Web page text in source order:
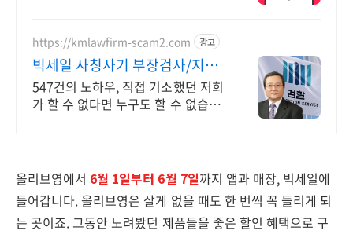
https://kmlawfirm-scam2.com 광고
빅세일 사칭사기 부장검사/지청
장 역임
547건의 노하우, 직접 기소했던 저희
가 할 수 없다면 누구도 할 수 없습니
올리브영에서 6월 1일부터 6월 7일까지 앱과 매장, 빅세일에
들어갑니다. 올리브영은 살게 없을 때도 한 번씩 꼭 들리게 되
는 곳이죠. 그동안 노려봤던 제품들을 좋은 할인 혜택으로 구